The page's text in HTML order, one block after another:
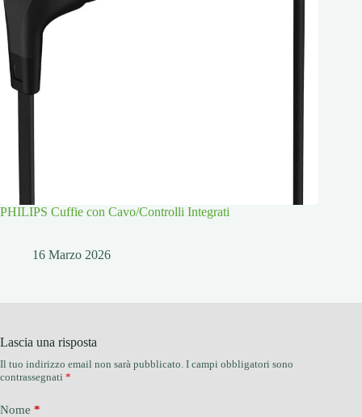
PHILIPS Cuffie con Cavo/Controlli Integrati
16 Marzo 2026
Lascia una risposta
Il tuo indirizzo email non sarà pubblicato. I campi obbligatori sono
contrassegnati *
Nome *